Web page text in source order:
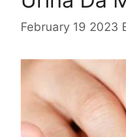
February 19 2023